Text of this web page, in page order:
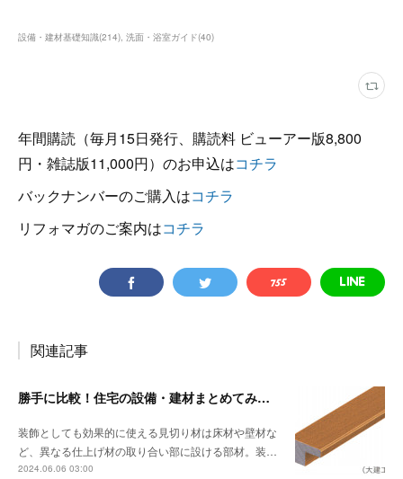
設備・建材基礎知識(214) 洗面・浴室ガイド(40)
年間購読（毎月15日発行、購読料 ビューアー版8,800
円・雑誌版11,000円）のお申込はコチラ
バックナンバーのご購入はコチラ
リフォマガのご案内はコチラ
関連記事
勝手に比較！住宅の設備・建材まとめてみました！～見切り材編
装飾としても効果的に使える見切り材は床材や壁材な
ど、異なる仕上げ材の取り合い部に設ける部材。装…
2024.06.06 03:00